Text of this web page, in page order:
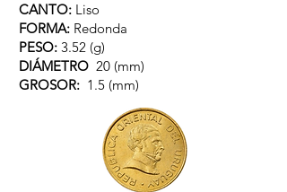
CANTO: Liso
FORMA: Redonda
PESO: 3.52 (g)
DIÁMETRO 20 (mm)
GROSOR: 1.5 (mm)